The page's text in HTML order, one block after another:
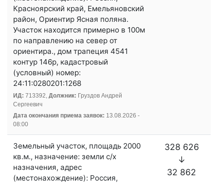
Красноярский край, Емельяновский
район, Ориентир Ясная поляна.
Участок находится примерно в 100м
по направлению на север от
ориентира., дом трапеция 4541
контур 146р, кадастровый
(условный) номер:
24:11:0280201:1268
ИД: 713392, Должник: Груздов Андрей
Сергеевич
Дата окончания приема заявок: 13.08.2026 -
08:00
Земельный участок, площадь 2000
кв.м., назначение: земли с/х
назначения, адрес
(местонахождение): Россия,
328 626
↓
32 862